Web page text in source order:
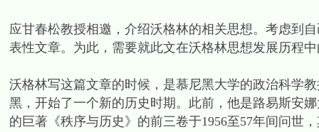
应甘春松教授相邀，介绍沃格林的相关思想。考虑到
表性文章。为此，需要就此文在沃格林思想发展历程
沃格林写这篇文章的时候，是慕尼黑大学的政治科学
黑，开始了一个新的历史时期。此前，他是路易斯安
的巨著《秩序与历史》的前三卷于1956至57年间问世